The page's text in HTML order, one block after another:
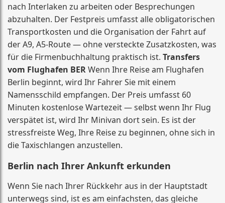
nach Interlaken zu arbeiten oder Besprechungen
abzuhalten. Der Festpreis umfasst alle obligatorischen
Transportkosten und die Organisation der Fahrt auf
der A9, A5-Route — ohne versteckte Zusatzkosten, was
für die Firmenbuchhaltung praktisch ist. Transfers
vom Flughafen BERWenn Ihre Reise am Flughafen
Berlin beginnt, wird Ihr Fahrer Sie mit einem
Namensschild empfangen. Der Preis umfasst 60
Minuten kostenlose Wartezeit — selbst wenn Ihr Flug
verspätet ist, wird Ihr Minivan dort sein. Es ist der
stressfreiste Weg, Ihre Reise zu beginnen, ohne sich in
die Taxischlangen anzustellen.
Berlin nach Ihrer Ankunft erkunden
Wenn Sie nach Ihrer Rückkehr aus in der Hauptstadt
unterwegs sind, ist es am einfachsten, das gleiche